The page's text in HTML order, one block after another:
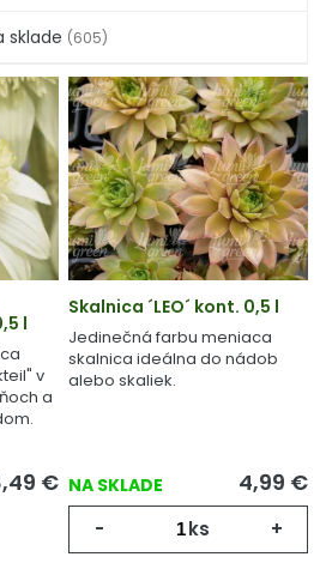
sklade (605)
l
v
a
€
Skalnica ´LEO´ kont. 0,5 l
Jedinečná farbu meniaca
skalnica ideálna do nádob
alebo skaliek.
NA SKLADE 4,99 €
- ks +